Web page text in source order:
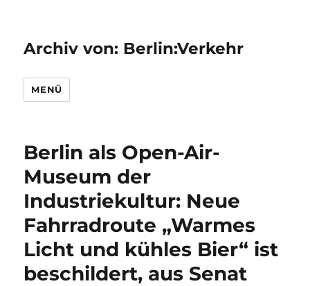
Archiv von: Berlin:Verkehr
MENÜ
Berlin als Open-Air-
Museum der
Industriekultur: Neue
Fahrradroute „Warmes
Licht und kühles Bier“ ist
beschildert, aus Senat